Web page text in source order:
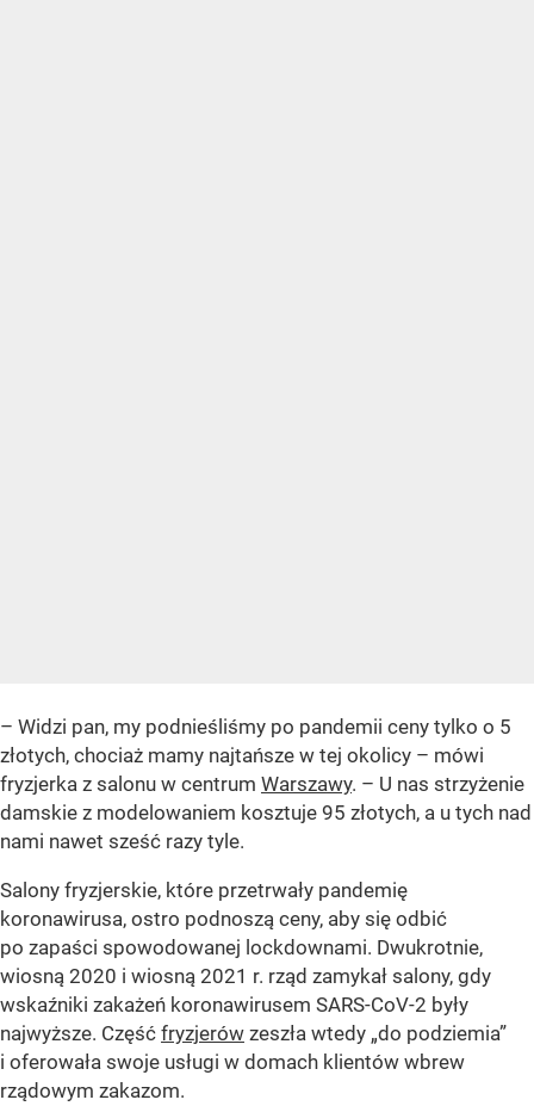
– Widzi pan, my podnieśliśmy po pandemii ceny tylko o 5
złotych, chociaż mamy najtańsze w tej okolicy – mówi
fryzjerka z salonu w centrum Warszawy. – U nas strzyżenie
damskie z modelowaniem kosztuje 95 złotych, a u tych nad
nami nawet sześć razy tyle.
Salony fryzjerskie, które przetrwały pandemię
koronawirusa, ostro podnoszą ceny, aby się odbić
po zapaści spowodowanej lockdownami. Dwukrotnie,
wiosną 2020 i wiosną 2021 r. rząd zamykał salony, gdy
wskaźniki zakażeń koronawirusem SARS-CoV-2 były
najwyższe. Część fryzjerów zeszła wtedy „do podziemia”
i oferowała swoje usługi w domach klientów wbrew
rządowym zakazom.